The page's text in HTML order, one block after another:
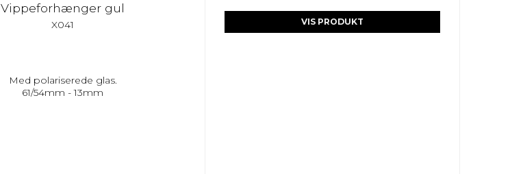
Vippeforhænger gul
X041
Med polariserede glas.
61/54mm - 13mm
VIS PRODUKT